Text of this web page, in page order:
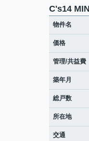
C's14
物件名
価格
管理/共益費
築年月
総戸数
所在地
交通